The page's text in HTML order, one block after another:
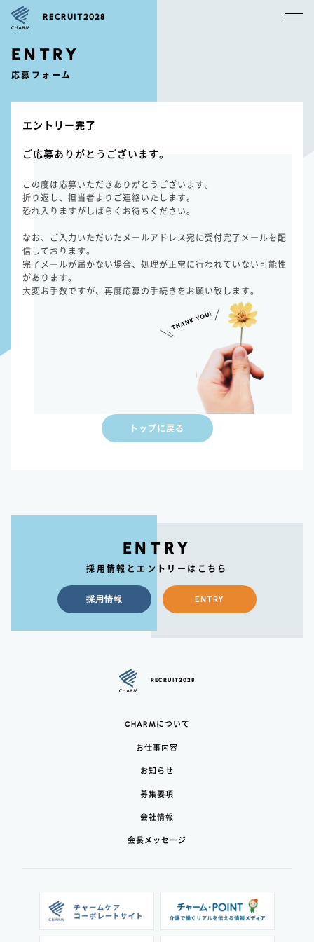
RECRUIT2028
ENTRY
応募フォーム
エントリー完了
ご応募ありがとうございます。
この度は応募いただきありがとうございます。
折り返し、担当者よりご連絡いたします。
恐れ入りますがしばらくお待ちください。
なお、ご入力いただいたメールアドレス宛に受付完了メールを配
信しております。
完了メールが届かない場合、処理が正常に行われていない可能性
があります。
大変お手数ですが、再度応募の手続きをお願い致します。
トップに戻る
ENTRY
採用情報とエントリーはこちら
採用情報 ENTRY
RECRUIT2028
CHARMについて
お仕事内容
お知らせ
募集要項
会社情報
会長メッセージ